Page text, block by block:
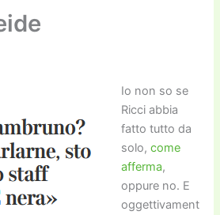
Io non so se
Ricci abbia
fatto tutto da
solo,come
afferma,
oppure no. E
oggettivament